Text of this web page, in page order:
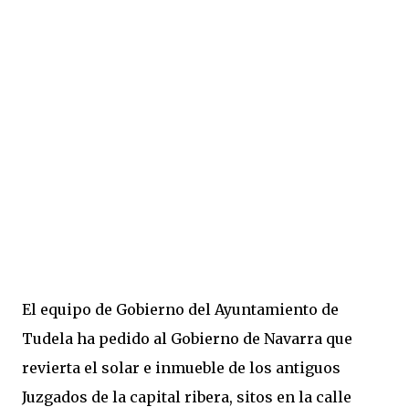
El equipo de Gobierno del Ayuntamiento de
Tudela ha pedido al Gobierno de Navarra que
revierta el solar e inmueble de los antiguos
Juzgados de la capital ribera, sitos en la calle